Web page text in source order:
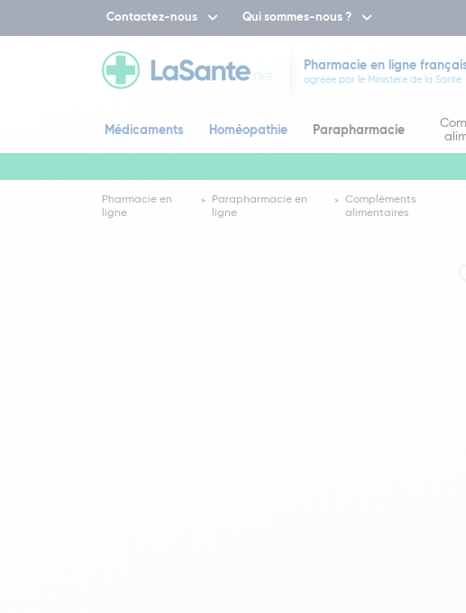
Contactez-nous Qui sommes-nous ?
Pharmacie en ligne
agréée par le Ministère de la Santé
Médicaments Homéopathie Parapharmacie
Pharmacie en
ligne
Parapharmacie en
ligne
Compléments
alimentaires